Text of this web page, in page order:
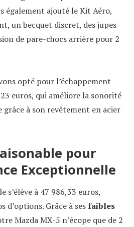
également ajouté le Kit Aéro,
un becquet discret, des jupes
de pare-chocs arrière pour 2
opté pour l’échappement
euros, qui améliore la sonorité
à son revêtement en acier
pour
Exceptionnelle
s’élève à 47 986,33 euros,
d’options. Grâce à sesfaibles
Mazda MX-5 n’écope que de 2